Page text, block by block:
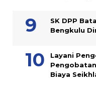
SK DPP
Bengkulu
Layani
Biaya